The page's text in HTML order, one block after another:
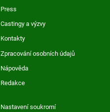
Press
Castingy a výzvy
Kontakty
Zpracování osobních údajů
Nápověda
Redakce
Nastavení soukromí